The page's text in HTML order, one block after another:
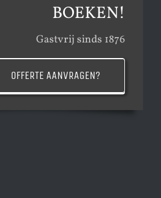
BOEKEN!
Gastvrij sinds 1876
OFFERTE AANVRAGEN?